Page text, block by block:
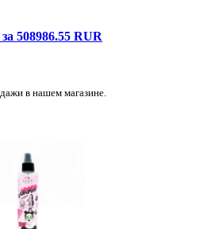
508986.55 RUR
в нашем магазине.